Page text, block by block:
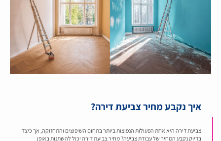
איך נקבע מחיר צביעת דירה?
צביעת דירה היא אחת הפעולות הנפוצות ביותר בתחום השיפוצים והתחזוקה, אך כיצד
בדיוק נקבע המחיר של עבודת צביעה? מחיר צביעת דירה יכול להשתנות באופן